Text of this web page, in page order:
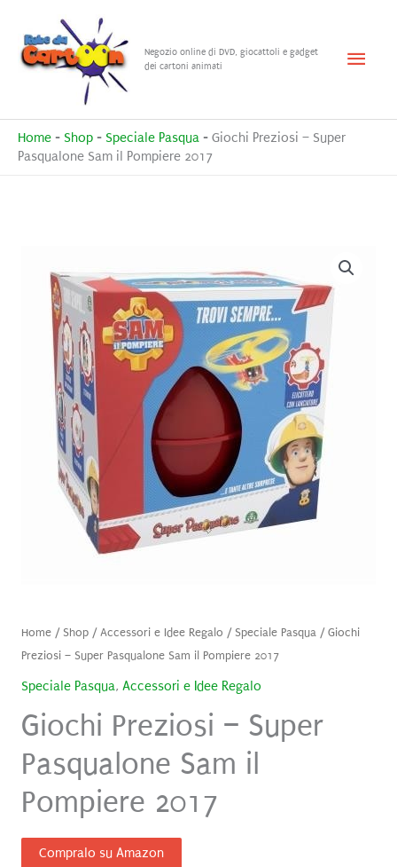
contenuto
Negozio online di DVD, giocattoli e gadget
dei cartoni animati
Menu
Home - Shop - Speciale Pasqua - Giochi Preziosi – Super
Pasqualone Sam il Pompiere 2017
Home/ Shop/Accessori e Idee Regalo / Speciale Pasqua/ Giochi
Preziosi – Super Pasqualone Sam il Pompiere 2017
Speciale Pasqua, Accessori e Idee Regalo
Giochi Preziosi – Super
Pasqualone Sam il
Pompiere 2017
Compralo su Amazon